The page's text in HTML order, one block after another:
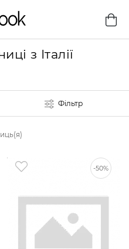
з Італії
Фільтр
-50%